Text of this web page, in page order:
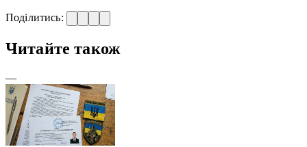
Поділитись:
Читайте також
—